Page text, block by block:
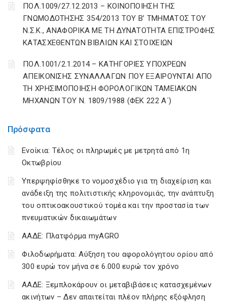
Πρόσφατα
Ενοίκια: Τέλος οι πληρωμές με μετρητά από 1η
Οκτωβρίου
Υπερψηφίσθηκε το νομοσχέδιο για τη διαχείριση και
ανάδειξη της πολιτιστικής κληρονομιάς, την ανάπτυξη
του οπτικοακουστικού τομέα και την προστασία των
πνευματικών δικαιωμάτων
ΑΑΔΕ: Πλατφόρμα myAGRO
Φιλοδωρήματα: Αύξηση του αφορολόγητου ορίου από
300 ευρώ τον μήνα σε 6.000 ευρώ τον χρόνο
ΑΑΔΕ: Ξεμπλοκάρουν οι μεταβιβάσεις κατασχεμένων
ακινήτων – Δεν απαιτείται πλέον πλήρης εξόφληση
ΠΟΛ.1009/27.12.2013 – ΚΟΙΝΟΠΟΙΗΣΗ ΤΗΣ
ΓΝΩΜΟΔΟΤΗΣΗΣ 354/2013 ΤΟΥ Β’ ΤΜΗΜΑΤΟΣ ΤΟΥ
Ν.Σ.Κ., ΑΝΑΦΟΡΙΚΑ ΜΕ ΤΗ ΔΥΝΑΤΟΤΗΤΑ ΕΠΙΣΤΡΟΦΗΣ
ΚΑΤΑΣΧΕΘΕΝΤΩΝ ΒΙΒΛΙΩΝ ΚΑΙ ΣΤΟΙΧΕΙΩΝ
ΠΟΛ.1001/2.1.2014 – ΚΑΤΗΓΟΡΙΕΣ ΥΠΟΧΡΕΩΝ
ΑΠΕΙΚΟΝΙΣΗΣ ΣΥΝΑΛΛΑΓΩΝ ΠΟΥ ΕΞΑΙΡΟΥΝΤΑΙ ΑΠΟ
ΤΗ ΧΡΗΣΙΜΟΠΟΙΗΣΗ ΦΟΡΟΛΟΓΙΚΩΝ ΤΑΜΕΙΑΚΩΝ
ΜΗΧΑΝΩΝ ΤΟΥ Ν. 1809/1988 (ΦΕΚ 222 Α΄)